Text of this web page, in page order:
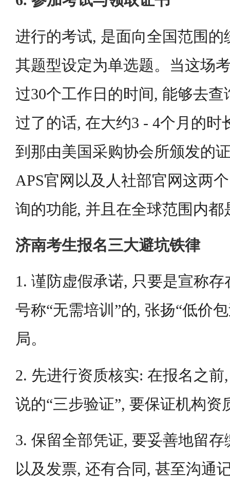
进行的考试, 是面向全国范围
其题型设定为单选题。当这场
过30个工作日的时间, 能够去
过了的话, 在大约3 - 4个月的时
到那由美国采购协会所颁发的
APS官网以及人社部官网这两
询的功能, 并且在全球范围内都
济南考生报名三大避坑铁律
1. 谨防虚假承诺, 只要是宣称存
号称“无需培训”的, 张扬“低价
局。
2. 先进行资质核实: 在报名之
说的“三步验证”, 要保证机构资
3. 保留全部凭证, 要妥善地留
以及发票, 还有合同, 甚至沟通